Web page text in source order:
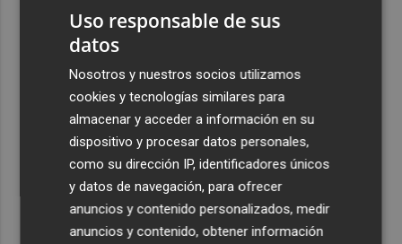
Uso responsable de sus
datos
Nosotros y nuestros socios utilizamos
cookies y tecnologías similares para
almacenar y acceder a información en su
dispositivo y procesar datos personales,
como su dirección IP, identificadores únicos
y datos de navegación, para ofrecer
anuncios y contenido personalizados, medir
anuncios y contenido, obtener información